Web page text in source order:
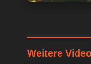
Weitere